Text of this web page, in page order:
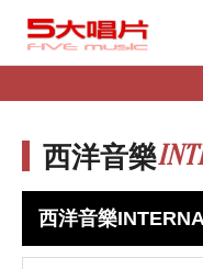
西洋音樂
西洋音樂